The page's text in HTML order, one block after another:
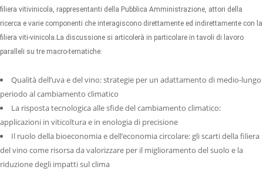
filiera vitivinicola, rappresentanti della Pubblica Amministrazione, attori della
ricerca e varie componenti che interagiscono direttamente ed indirettamente con la
filiera viti-vinicola.La discussione si articolerà in particolare in tavoli di lavoro
paralleli su tre macro-tematiche:
Qualità dell’uva e del vino: strategie per un adattamento di medio-lungo
periodo al cambiamento climatico
La risposta tecnologica alle sfide del cambiamento climatico:
applicazioni in viticoltura e in enologia di precisione
Il ruolo della bioeconomia e dell’economia circolare: gli scarti della filiera
del vino come risorsa da valorizzare per il miglioramento del suolo e la
riduzione degli impatti sul clima